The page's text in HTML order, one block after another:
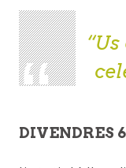
Us
DIVENDRES